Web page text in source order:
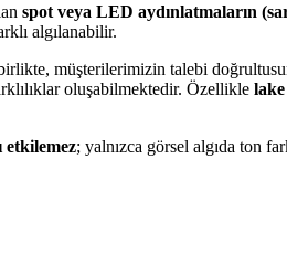
spot veya LED aydınlatmaların
algılanabilir.
müşterilerimizin talebi
oluşabilmektedir. Özellikle
etkilemez; yalnızca görsel algıda ton